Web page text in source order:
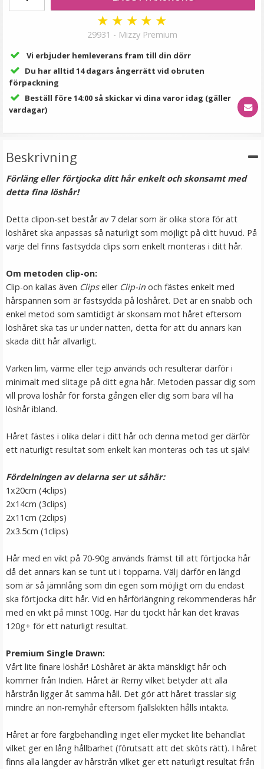
Hårband med kattöron Vit
Hårband med kattöron Blå
39 kr
79 kr
Löshårsförvaring med galge / Hair Case
★★★★★
149 kr
LÄGG I VARUKORG
★ ★ ★ ★ ★
29931 - Mizzy Premium
Vi erbjuder hemleverans fram till din dörr
Du har alltid 14 dagars ångerrätt vid obruten
förpackning
Beställ före 14:00 så skickar vi dina varor idag (gäller
vardagar)
Beskrivning
Förläng eller förtjocka ditt hår enkelt och skonsamt med
detta fina löshår!
Detta clipon-set består av 7 delar som är olika stora för att
löshåret ska anpassas så naturligt som möjligt på ditt huvud. På
varje del finns fastsydda clips som enkelt monteras i ditt hår.
Om metoden clip-on:
Clip-on kallas även Clipseller Clip-in och fästes enkelt med
hårspännen som är fastsydda på löshåret. Det är en snabb och
enkel metod som samtidigt är skonsam mot håret eftersom
löshåret ska tas ur under natten, detta för att du annars kan
skada ditt hår allvarligt.
Varken lim, värme eller tejp används och resulterar därför i
minimalt med slitage på ditt egna hår. Metoden passar dig som
vill prova löshår för första gången eller dig som bara vill ha
löshår ibland.
Håret fästes i olika delar i ditt hår och denna metod ger därför
ett naturligt resultat som enkelt kan monteras och tas ut själv!
Fördelningen av delarna ser ut såhär:
1x20cm (4clips)
2x14cm (3clips)
2x11cm (2clips)
2x3.5cm (1clips)
Hår med en vikt på 70-90g används främst till att förtjocka hår
då det annars kan se tunt ut i topparna. Välj därför en längd
som är så jämnlång som din egen som möjligt om du endast
ska förtjocka ditt hår. Vid en hårförlängning rekommenderas hår
med en vikt på minst 100g. Har du tjockt hår kan det krävas
120g+ för ett naturligt resultat.
Premium Single Drawn:
Vårt lite finare löshår! Löshåret är äkta mänskligt hår och
kommer från Indien. Håret är Remy vilket betyder att alla
hårstrån ligger åt samma håll. Det gör att håret trasslar sig
mindre än non-remyhår eftersom fjällskikten hålls intakta.
Håret är före färgbehandling inget eller mycket lite behandlat
vilket ger en lång hållbarhet (förutsatt att det sköts rätt). I håret
finns alla längder av hårstrån vilket ger ett naturligt resultat från